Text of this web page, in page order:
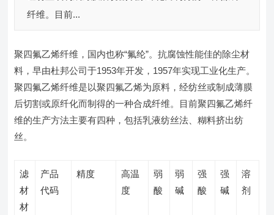
纤维。目前...
聚四氟乙烯纤维，国内也称“氟纶”。抗腐蚀性能佳的除尘材
料，早由杜邦公司于1953年开发，1957年实现工业化生产。
聚四氟乙烯纤维是以聚四氟乙烯为原料，经纺丝或制成薄膜
后切割或原纤化而制得的一种合成纤维。目前聚四氟乙烯纤
维的生产方法主要有四种，包括乳液纺丝法、糊料挤出纺
丝。
滤
材
材
产品
代码
精度
高温
度
弱
酸
弱
碱
强
酸
强
碱
溶
剂